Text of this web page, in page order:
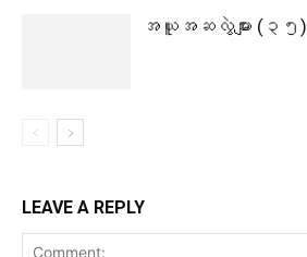
အယူအဆလွဲများ (၃၅)
LEAVE A REPLY